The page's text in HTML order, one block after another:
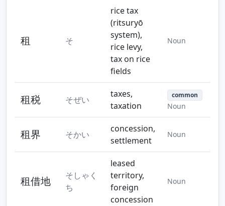
租 そ
rice tax
(ritsuryō
system),
rice levy,
tax on rice
fields
Noun
租税 そぜい
taxes,
taxation
common
Noun
租界 そかい
concession,
settlement
Noun
租借地
そしゃく
ち
leased
territory,
foreign
concession
Noun